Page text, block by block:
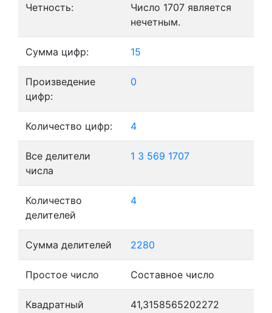
Четность:
Число 1707 является
нечетным.
Сумма цифр: 15
Произведение
цифр:
0
Количество цифр: 4
Все делители
числа
1 3 569 1707
Количество
делителей
4
Сумма делителей 2280
Простое число Составное число
Квадратный
41,3158565202272